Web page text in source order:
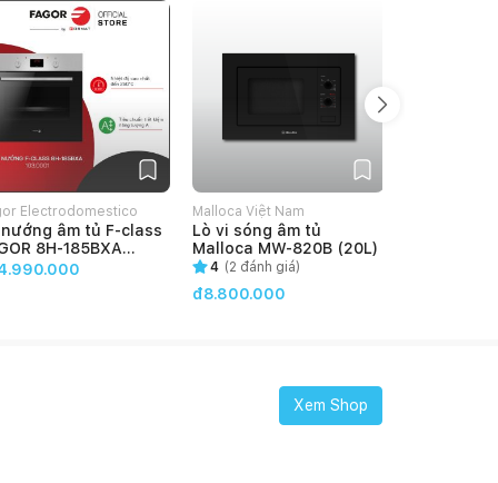
Electrodomestico
nướng âm tủ F-class
8H-185BXA
Malloca Việt Nam
Lò vi sóng âm tủ
Malloca MW-820B (20L)
4 (2 đánh giá)
đ8.800.000
Xem Shop